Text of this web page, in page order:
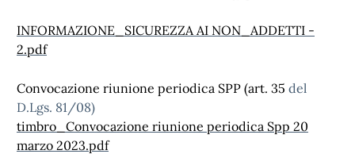
INFORMAZIONE_SICUREZZA AI NON_ADDETTI -
2.pdf
Convocazione riunione periodica SPP (art. 35 del
D.Lgs. 81/08)
timbro_Convocazione riunione periodica Spp 20
marzo 2023.pdf